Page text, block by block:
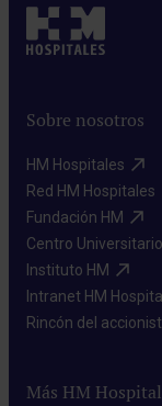
Sobre nosotros
HM Hospitales​
Red HM Hospitales​
Fundación HM​
Centro Universitario
Instituto HM​
Intranet HM
Rincón del
Más HM